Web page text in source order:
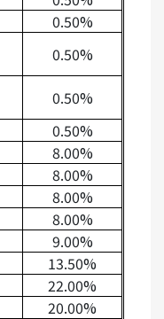
0.50%
0.50%
0.50%
0.50%
8.00%
8.00%
8.00%
8.00%
9.00%
13.50%
22.00%
20.00%